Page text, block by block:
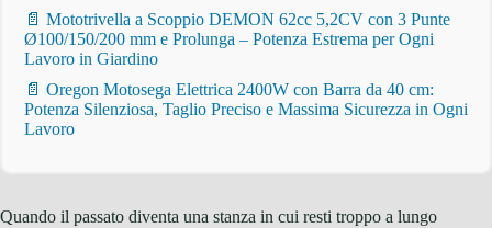
📄 Mototrivella a Scoppio DEMON 62cc 5,2CV con 3 Punte
Ø100/150/200 mm e Prolunga – Potenza Estrema per Ogni
Lavoro in Giardino
📄 Oregon Motosega Elettrica 2400W con Barra da 40 cm:
Potenza Silenziosa, Taglio Preciso e Massima Sicurezza in Ogni
Lavoro
Quando il passato diventa una stanza in cui resti troppo a lungo